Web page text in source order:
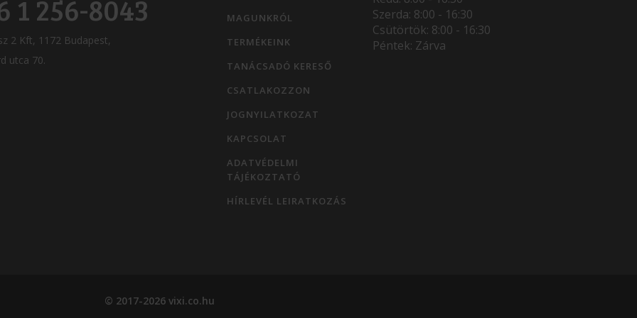
1 256-8043
2 Kft, 1172 Budapest,
utca 70.
MAGUNKRÓL
TERMÉKEINK
TANÁCSADÓ KERESŐ
CSATLAKOZZON
JOGNYILATKOZAT
KAPCSOLAT
ADATVÉDELMI
TÁJÉKOZTATÓ
HÍRLEVÉL LEIRATKOZÁS
Szerda: 8:00 - 16:30
Csütörtök: 8:00 - 16:30
Péntek: Zárva
© 2017-2026 vixi.co.hu